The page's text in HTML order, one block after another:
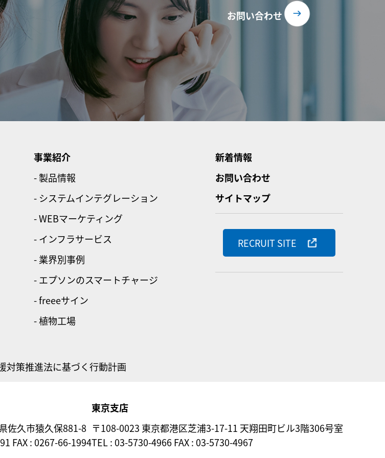
お問い合わせ
事業紹介
- 製品情報
- システムインテグレーション
- WEBマーケティング
- インフラサービス
- 業界別事例
- エプソンのスマートチャージ
- freeeサイン
- 植物工場
新着情報
お問い合わせ
サイトマップ
RECRUIT SITE
対策推進法に基づく行動計画
佐久市猿久保881-8
FAX : 0267-66-1994
東京支店
〒108-0023 東京都港区芝浦3-17-11 天翔田町ビル3階306号室
TEL : 03-5730-4966 FAX : 03-5730-4967